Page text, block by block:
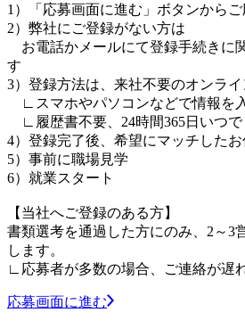
1）「応募画面に進む」ボタンから
2）弊社にご登録がない方は
お電話かメールにて登録手続きに
す
3）登録方法は、来社不要のオンラ
∟スマホやパソコンなどで情報を
∟履歴書不要、24時間365日いつで
4）登録完了後、希望にマッチした
5）事前に職場見学
6）就業スタート
【当社へご登録のある方】
書類選考を通過した方にのみ、2～3
します。
∟応募者が多数の場合、ご連絡が遅
応募画面に進む